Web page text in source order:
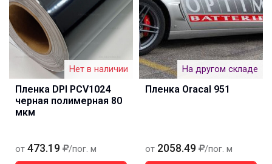
Нет в наличии
Пленка DPI PCV1024
черная полимерная 80
мкм
от 473.19 /пог. м
На другом складе
Пленка Oracal 951
от 2058.49 /пог. м